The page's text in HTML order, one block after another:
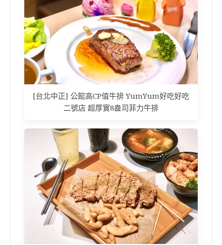
[台北中正] 公館高CP值牛排 YumYum好吃好吃
二號店 超厚實8盎司菲力牛排